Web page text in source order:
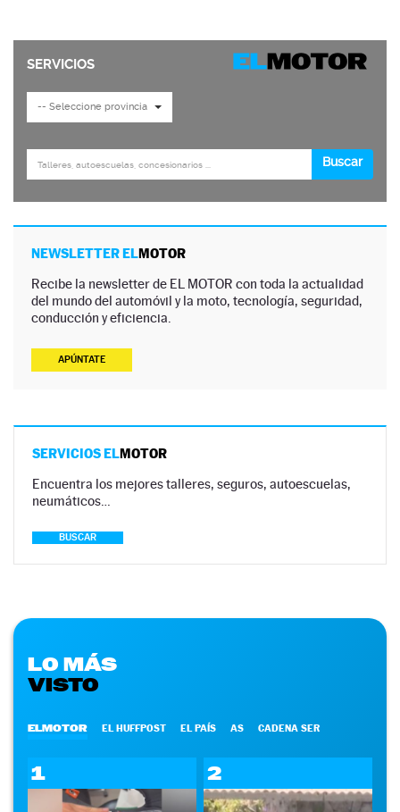
NEWSLETTER ELMOTOR
Recibe la newsletter de EL MOTOR con toda la actualidad
del mundo del automóvil y la moto, tecnología, seguridad,
conducción y eficiencia.
APÚNTATE
SERVICIOS ELMOTOR
Encuentra los mejores talleres, seguros, autoescuelas,
neumáticos…
BUSCAR
LO MÁS
VISTO
ELMOTOR EL HUFFPOST EL PAÍS AS CADENA SER
1 2